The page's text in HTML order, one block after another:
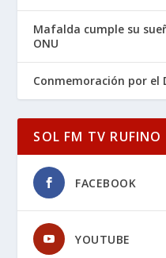
Mafalda cumple su
ONU
Conmemoración por el
SOL FM TV RUFINO
FACEBOOK
YOUTUBE